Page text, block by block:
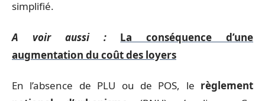
simplifié.
A voir aussi :
La conséquence d’une
augmentation du coût des loyers
En l’absence de PLU ou de POS, le règlement